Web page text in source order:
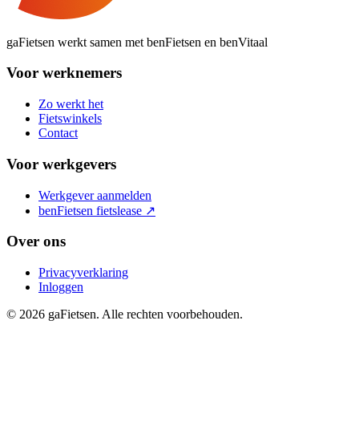
gaFietsen werkt samen met benFietsen en benVitaal
Voor werknemers
Zo werkt het
Fietswinkels
Contact
Voor werkgevers
Werkgever aanmelden
benFietsen fietslease ↗
Over ons
Privacyverklaring
Inloggen
© 2026 gaFietsen. Alle rechten voorbehouden.